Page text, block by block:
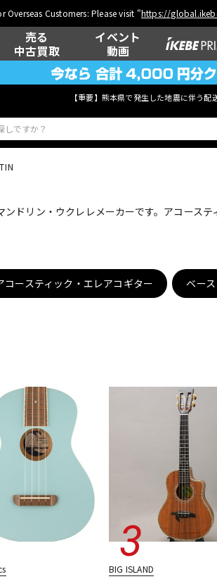
Overseas Customers: Please visit "https://
売る
中古買取
イベント
動画
【重要】熊本県で発生した地震に伴う配
管楽器
ージ
ドリン・ウクレレメーカーです。アコース
コースティック・エレアコギター ベース
BIG ISLAND